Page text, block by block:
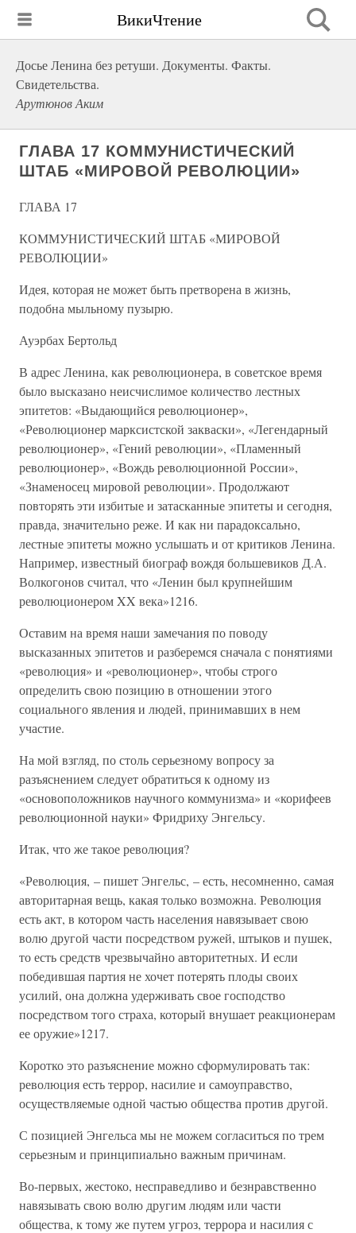
ВикиЧтение
Досье Ленина без ретуши. Документы. Факты.
Свидетельства.
Арутюнов Аким
ГЛАВА 17 КОММУНИСТИЧЕСКИЙ
ШТАБ «МИРОВОЙ РЕВОЛЮЦИИ»
ГЛАВА 17
КОММУНИСТИЧЕСКИЙ ШТАБ «МИРОВОЙ
РЕВОЛЮЦИИ»
Идея, которая не может быть претворена в жизнь,
подобна мыльному пузырю.
Ауэрбах Бертольд
В адрес Ленина, как революционера, в советское время
было высказано неисчислимое количество лестных
эпитетов: «Выдающийся революционер»,
«Революционер марксистской закваски», «Легендарный
революционер», «Гений революции», «Пламенный
революционер», «Вождь революционной России»,
«Знаменосец мировой революции». Продолжают
повторять эти избитые и затасканные эпитеты и сегодня,
правда, значительно реже. И как ни парадоксально,
лестные эпитеты можно услышать и от критиков Ленина.
Например, известный биограф вождя большевиков Д.А.
Волкогонов считал, что «Ленин был крупнейшим
революционером XX века»1216.
Оставим на время наши замечания по поводу
высказанных эпитетов и разберемся сначала с понятиями
«революция» и «революционер», чтобы строго
определить свою позицию в отношении этого
социального явления и людей, принимавших в нем
участие.
На мой взгляд, по столь серьезному вопросу за
разъяснением следует обратиться к одному из
«основоположников научного коммунизма» и «корифеев
революционной науки» Фридриху Энгельсу.
Итак, что же такое революция?
«Революция, – пишет Энгельс, – есть, несомненно, самая
авторитарная вещь, какая только возможна. Революция
есть акт, в котором часть населения навязывает свою
волю другой части посредством ружей, штыков и пушек,
то есть средств чрезвычайно авторитетных. И если
победившая партия не хочет потерять плоды своих
усилий, она должна удерживать свое господство
посредством того страха, который внушает реакционерам
ее оружие»1217.
Коротко это разъяснение можно сформулировать так:
революция есть террор, насилие и самоуправство,
осуществляемые одной частью общества против другой.
С позицией Энгельса мы не можем согласиться по трем
серьезным и принципиально важным причинам.
Во-первых, жестоко, несправедливо и безнравственно
навязывать свою волю другим людям или части
общества, к тому же путем угроз, террора и насилия с